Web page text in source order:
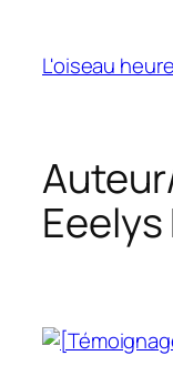
contenu
L'oiseau
Eeelys